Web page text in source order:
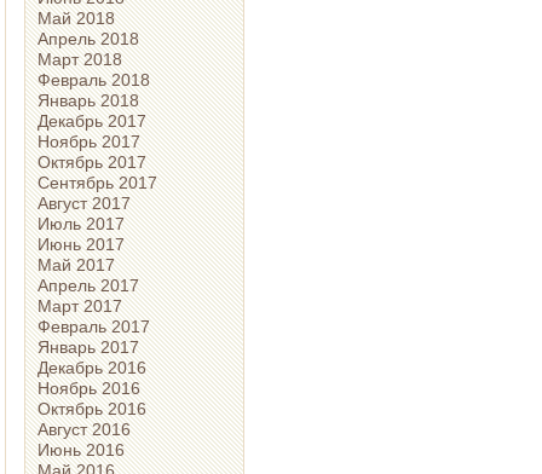
Май 2018
Апрель 2018
Март 2018
Февраль 2018
Январь 2018
Декабрь 2017
Ноябрь 2017
Октябрь 2017
Сентябрь 2017
Август 2017
Июль 2017
Июнь 2017
Май 2017
Апрель 2017
Март 2017
Февраль 2017
Январь 2017
Декабрь 2016
Ноябрь 2016
Октябрь 2016
Август 2016
Июнь 2016